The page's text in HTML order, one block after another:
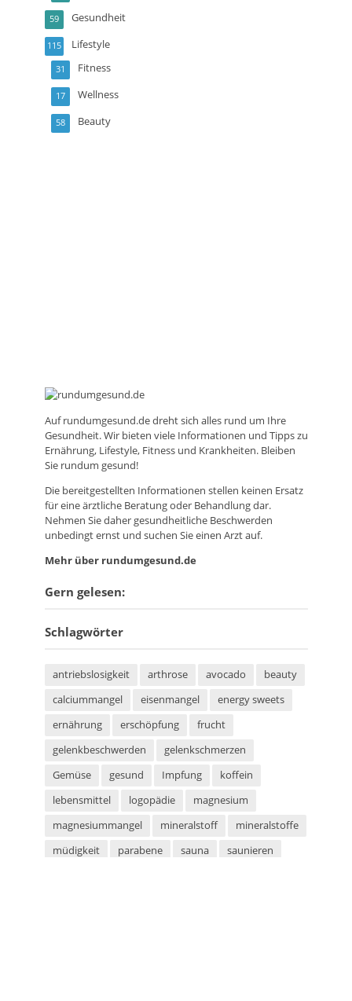
Gesundheit
59
Lifestyle
115
Fitness
31
Wellness
17
Beauty
58
Aufrundumgesund.dedreht sich alles rund um Ihre
Gesundheit. Wir bieten viele Informationen und Tipps zu
Ernährung, Lifestyle, Fitness und Krankheiten. Bleiben
Sie rundum gesund!
Die bereitgestellten Informationen stellen keinen Ersatz
für eine ärztliche Beratung oder Behandlung dar.
Nehmen Sie daher gesundheitliche Beschwerden
unbedingt ernst und suchen Sie einen Arzt auf.
Mehr über rundumgesund.de
Gern gelesen:
Schlagwörter
antriebslosigkeit arthrose avocado
beauty
calciummangel
eisenmangel
energy sweets
ernährung
erschöpfung
frucht
gelenkbeschwerden
gelenkschmerzen
Gemüse
gesund Impfung
koffein
lebensmittel
logopädie
magnesium
magnesiummangel
mineralstoff
mineralstoffe
müdigkeit
parabene sauna
saunieren